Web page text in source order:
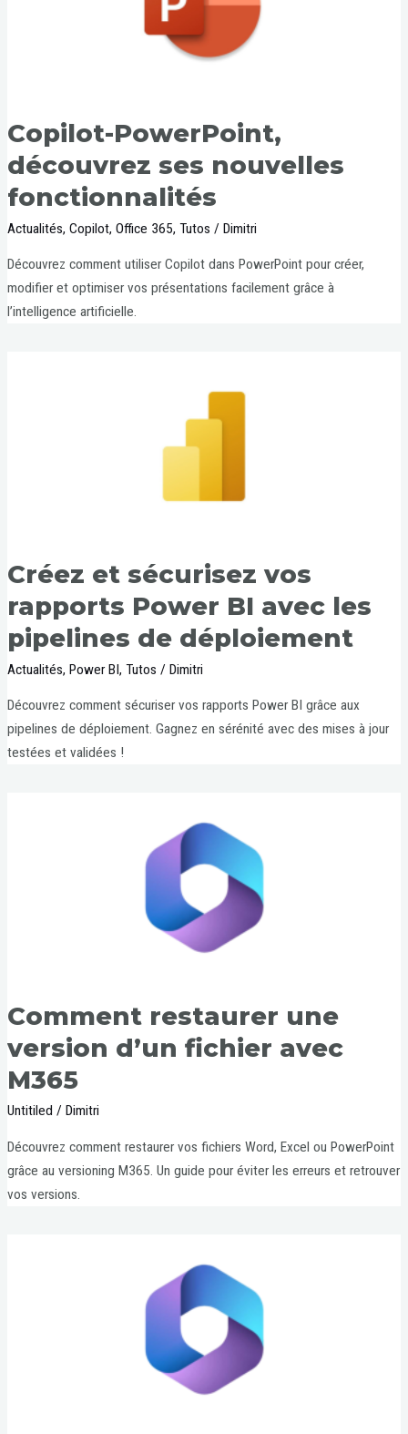
Copilot-PowerPoint,
découvrez ses nouvelles
fonctionnalités
Actualités,Copilot,Office 365,Tutos /Dimitri
Découvrez comment utiliser Copilot dans PowerPoint pour créer,
modifier et optimiser vos présentations facilement grâce à
l’intelligence artificielle.
Créez et sécurisez vos
rapports Power BI avec les
pipelines de déploiement
Actualités,Power BI,Tutos /Dimitri
Découvrez comment sécuriser vos rapports Power BI grâce aux
pipelines de déploiement. Gagnez en sérénité avec des mises à jour
testées et validées !
Comment restaurer une
version d’un fichier avec
M365
Untitiled /Dimitri
Découvrez comment restaurer vos fichiers Word, Excel ou PowerPoint
grâce au versioning M365. Un guide pour éviter les erreurs et retrouver
vos versions.